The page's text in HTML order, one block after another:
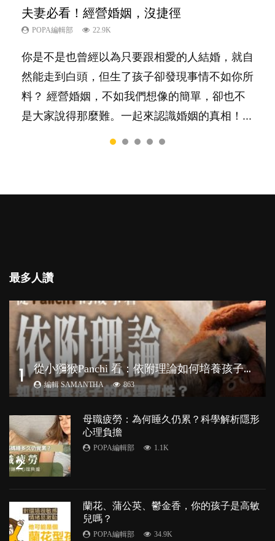
夫妻必看！經營婚姻，沒捷徑
POPA編輯部 22.9K
你是不是也曾經以為只要跟相愛的人結婚，就自
然能走到白頭，但生了孩子卻發現事情不如你所
料？ 經營婚姻，不如我們想像的簡單，卻也不
是大家說得那麼難。一起來認識婚姻的真相！...
內向孩子的特質，你懂嗎？
POPA編輯部 10K
陽光又健談的孩子總是很容易得到大家的喜愛，
特別是在講究團隊精神、鼓勵大家積極發表意見
的社會，他們彷彿如魚得水；那些愛靜靜觀察、
一個人默默耕耘的孩子呢？卻會讓父母擔心，擔
心內向的孩子將不能適應急速變他的世界。內向
新手父母不用怕
POPA編輯部 16.3K
相信許多人初為人父母，由懷孕開始到孩子呱呱
落地，心中都有數之不盡的問題～這裡一次過集
合我們以往製作過的相關短片。 這段路讓我們
跟你同行～...
想孩子學好外語，點做好？
POPA編輯部 9.9K
有人話學多種語言越早開始越好，有人卻說一時
間太多語言，會令孩子感到混淆，到底誰是誰
非？聽聽專家怎樣說，解開語言學習的迷思～...
孩子能力天注定？
POPA編輯部 7.9K
很多父母都希望孩子係個「叻仔叻女」，學業別
太差，日常自理井井有條。這樣的孩子是萬中無
一，還是魚與熊掌，不能兼得？...
最多人讚
1 從
小獼猴Panchi 看：依附理論如何培養孩子心理韌性？
編輯 SAMANTHA 863
2
母職疲勞：為何睡久仍累？科學解析隱形
心理負擔
POPA編輯部 1.1K
蘭花、蒲公英、鬱金香，你的孩子是高敏
兒嗎？
POPA編輯部 34.9K